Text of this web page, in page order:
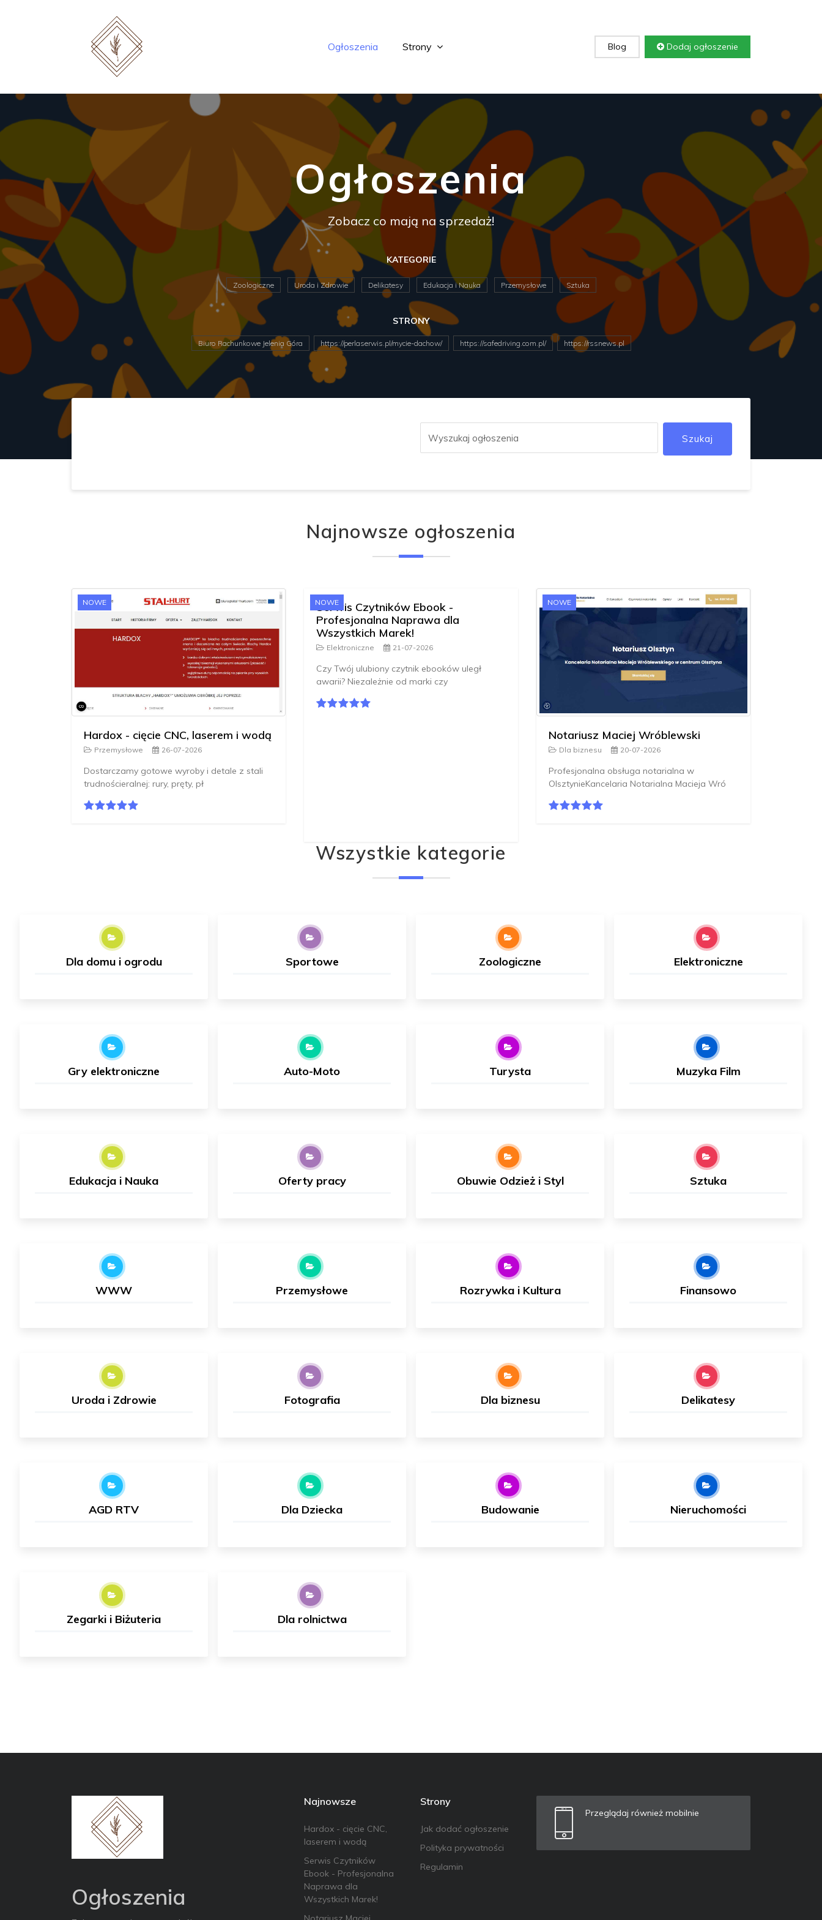
Ogłoszenia Strony Blog Dodaj ogłoszenie
Ogłoszenia
Zobacz co mają na sprzedaż!
KATEGORIE
Zoologiczne Uroda i Zdrowie Delikatesy Edukacja i Nauka Przemysłowe Sztuka
STRONY
Biuro Rachunkowe Jelenia Góra https://perlaserwis.pl/mycie-dachow/ https://safedriving.com.pl/ https://rssnews.pl
Szukaj
Najnowsze ogłoszenia
NOWE
Hardox - cięcie CNC, laserem i wodą
Przemysłowe 26-07-2026
Dostarczamy gotowe wyroby i detale z stali
trudnościeralnej: rury, pręty, pł
NOWE
Serwis Czytników Ebook -
Profesjonalna Naprawa dla
Wszystkich Marek!
Elektroniczne 21-07-2026
Czy Twój ulubiony czytnik ebooków uległ
awarii? Niezależnie od marki czy
NOWE
Notariusz Maciej Wróblewski
Dla biznesu 20-07-2026
Profesjonalna obsługa notarialna w
OlsztynieKancelaria Notarialna Macieja Wró
Wszystkie kategorie
Dla domu i ogrodu Sportowe Zoologiczne Elektroniczne
Gry elektroniczne Auto-Moto Turysta Muzyka Film
Edukacja i Nauka Oferty pracy Obuwie Odzież i Styl Sztuka
WWW Przemysłowe Rozrywka i Kultura Finansowo
Uroda i Zdrowie Fotografia Dla biznesu Delikatesy
AGD RTV Dla Dziecka Budowanie Nieruchomości
Zegarki i Biżuteria Dla rolnictwa
Ogłoszenia
Najnowsze
Hardox - cięcie CNC,
laserem i wodą
Serwis Czytników
Ebook - Profesjonalna
Naprawa dla
Wszystkich Marek!
Strony
Jak dodać ogłoszenie
Polityka prywatności
Regulamin
Przeglądaj również mobilnie